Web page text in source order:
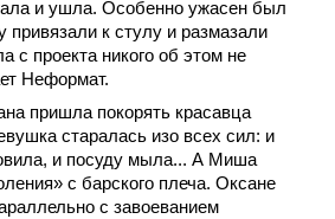
и ушла. Особенно ужасен был
привязали к стулу и размазали
с проекта никого об этом не
Неформат.
пришла покорять красавца
старалась изо всех сил: и
и посуду мыла... А Миша
с барского плеча. Оксане
с завоеванием